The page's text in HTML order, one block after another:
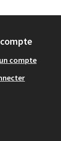
compte